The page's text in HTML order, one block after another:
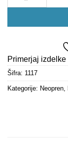
Primerjaj izdelke
Šifra: 1117
Kategorije: Neopren,